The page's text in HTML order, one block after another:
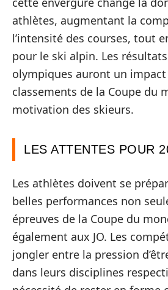
athlètes, augmentant la
l’intensité des courses, tout
pour le ski alpin. Les
olympiques auront un
classements de la Coupe du
motivation des skieurs.
LES ATTENTES POUR
Les athlètes doivent se
belles performances non
épreuves de la Coupe du
également aux JO. Les
jongler entre la pression
dans leurs disciplines